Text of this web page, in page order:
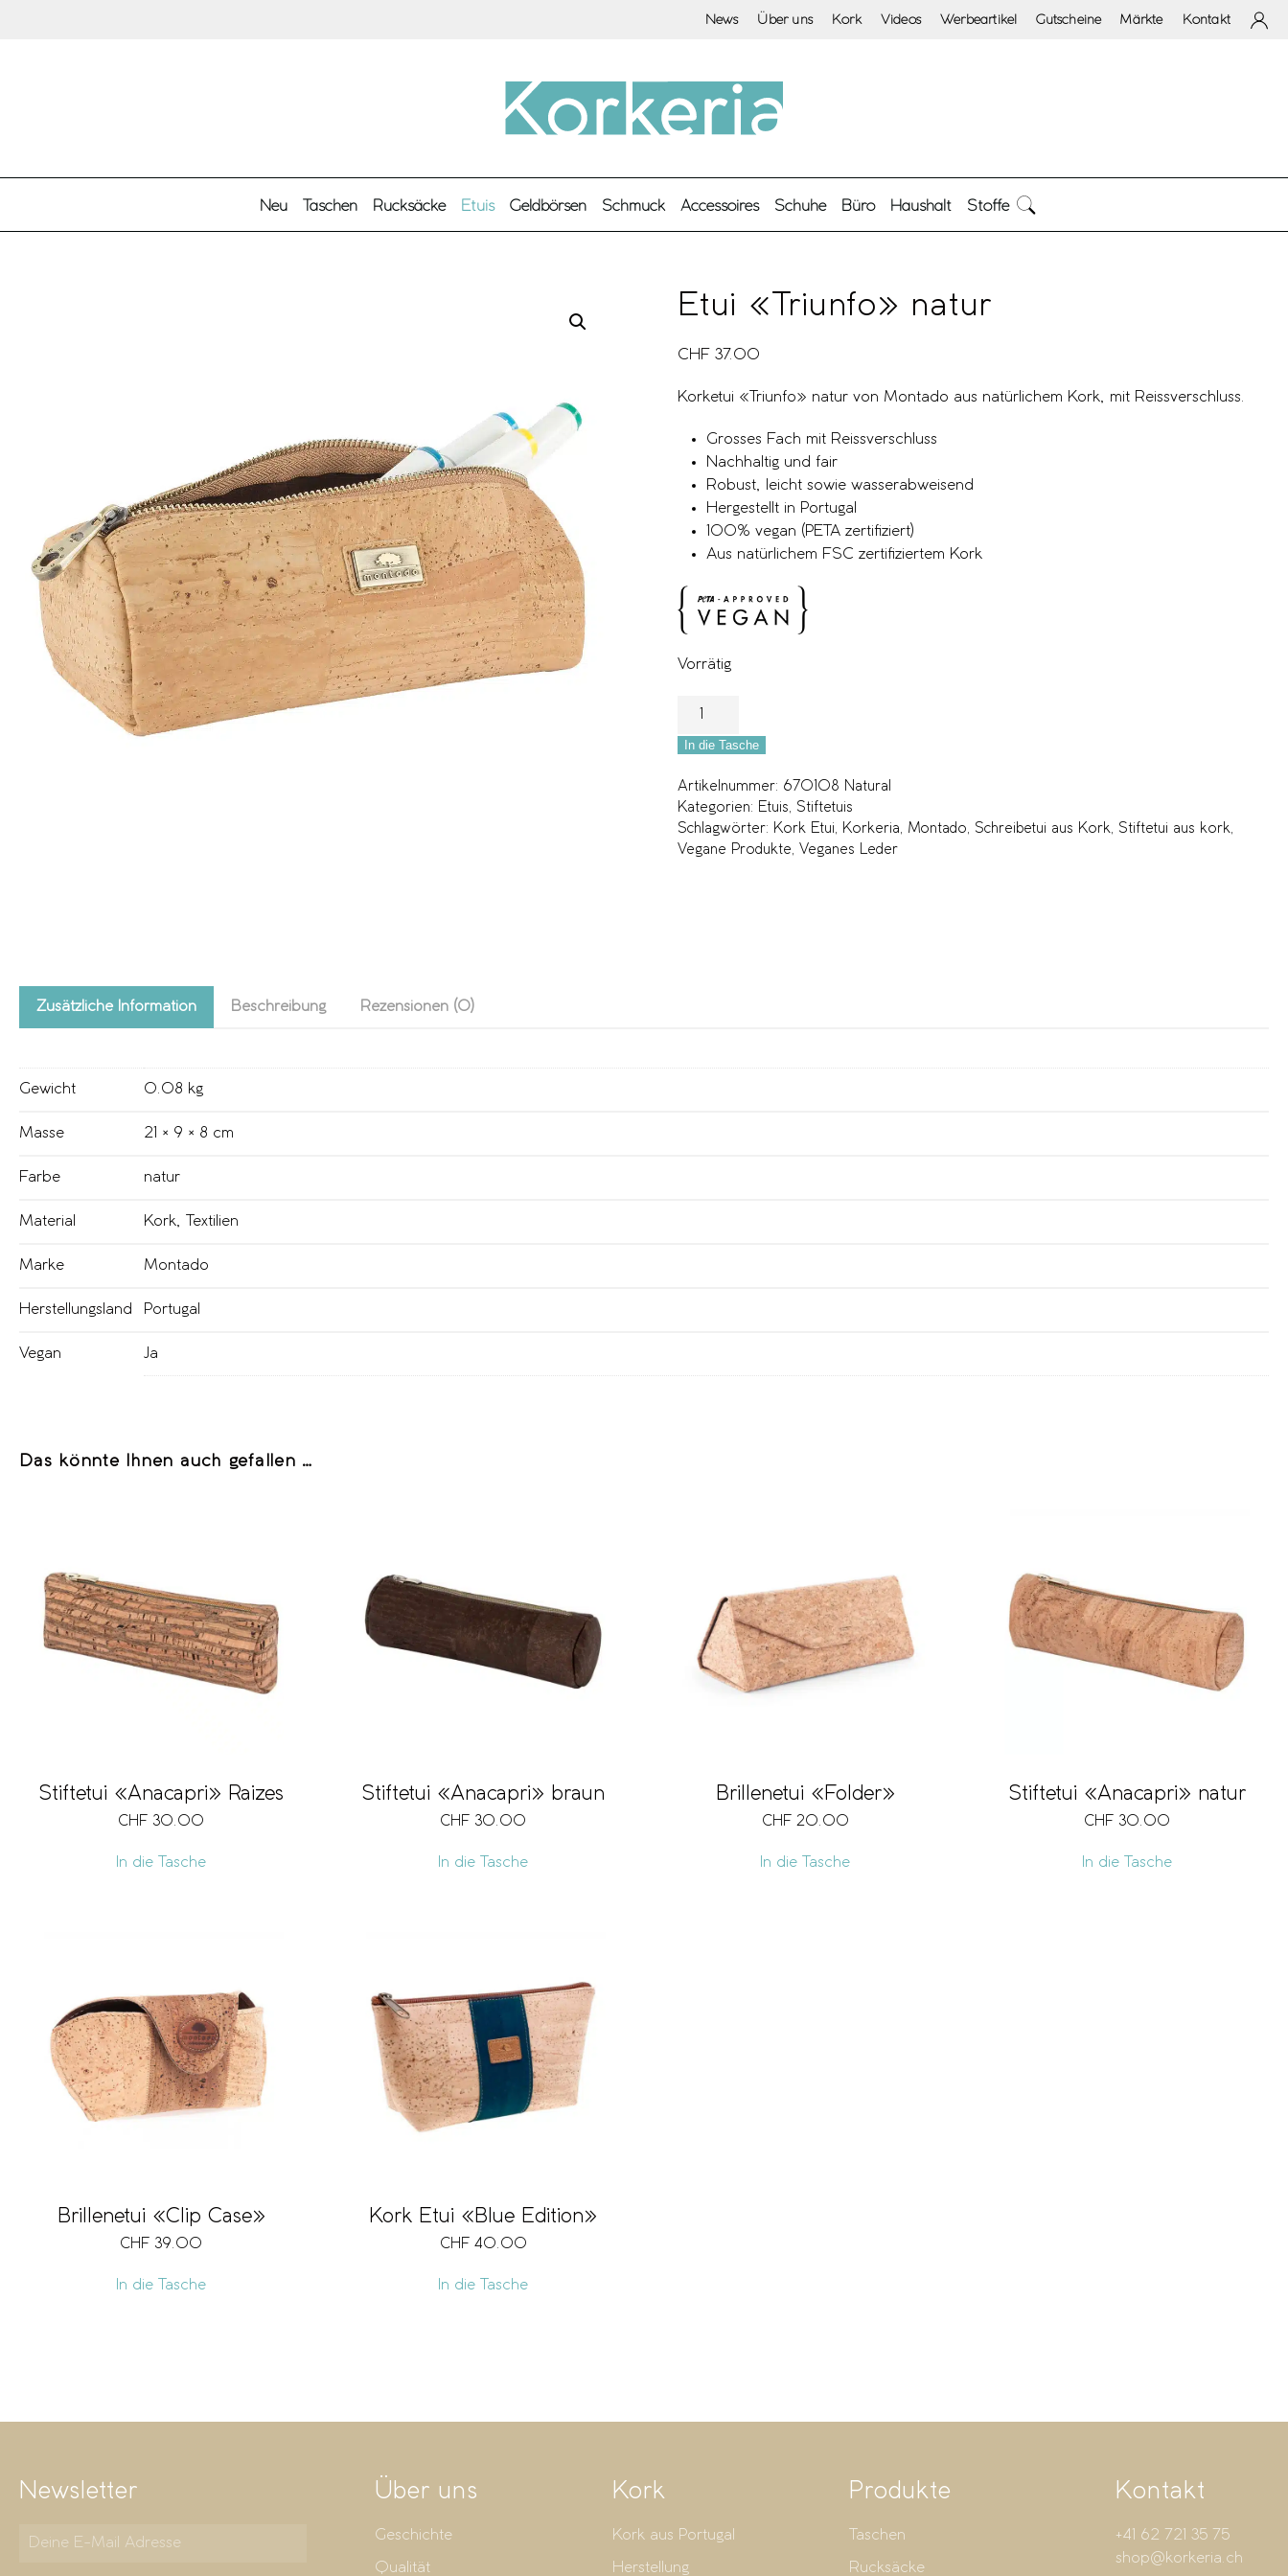
News Über uns Kork Videos Werbeartikel Gutscheine Märkte Kontakt
Neu Taschen Rucksäcke Etuis Geldbörsen Schmuck Accessoires Schuhe Büro Haushalt Stoffe
Etui «Triunfo» natur
CHF 37.00
Korketui «Triunfo» natur von Montado aus natürlichem Kork, mit Reissverschluss.
Grosses Fach mit Reissverschluss
Nachhaltig und fair
Robust, leicht sowie wasserabweisend
Hergestellt in Portugal
100% vegan (PETA zertifiziert)
Aus natürlichem FSC zertifiziertem Kork
Vorrätig
In die Tasche
Artikelnummer: 670108 Natural
Kategorien: Etuis
Stiftetuis
Schlagwörter: Kork Etui Korkeria Montado Schreibetui aus Kork Stiftetui aus kork
Vegane Produkte
Veganes Leder
Zusätzliche Information Beschreibung Rezensionen (0)
Gewicht 0.08 kg
Masse 21 × 9 × 8 cm
Farbe natur
Material Kork, Textilien
Marke Montado
Herstellungsland Portugal
Vegan Ja
Das könnte Ihnen auch gefallen …
Stiftetui «Anacapri» Raizes
CHF 30.00
In die Tasche
Stiftetui «Anacapri» braun
CHF 30.00
In die Tasche
Brillenetui «Folder»
CHF 20.00
In die Tasche
Stiftetui «Anacapri» natur
CHF 30.00
In die Tasche
Brillenetui «Clip Case»
CHF 39.00
In die Tasche
Kork Etui «Blue Edition»
CHF 40.00
In die Tasche
Newsletter Über uns
Geschichte
Qualität
Kork
Kork aus Portugal
Herstellung
Produkte
Taschen
Rucksäcke
Kontakt
+41 62 721 35 75
shop@korkeria.ch